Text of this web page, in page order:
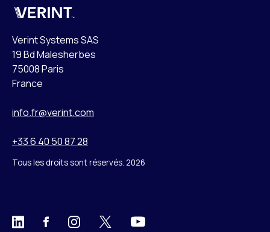
Verint
Verint Systems SAS
19 Bd Malesherbes
75008 Paris
France
info.fr@verint.com
+33 6 40 50 87 28
Tous les droits sont réservés. 2026